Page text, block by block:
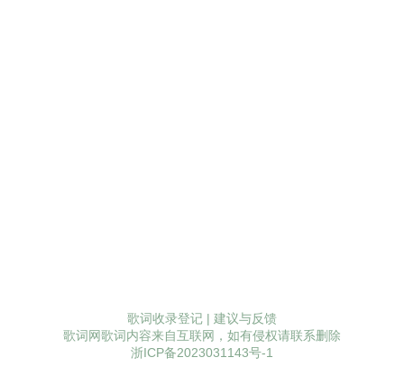
歌词收录登记 | 建议与反馈
歌词网歌词内容来自互联网，如有侵权请联系删除
浙ICP备2023031143号-1